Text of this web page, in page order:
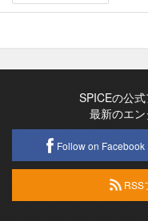
SPICEの公
最新のエ
Follow on Facebook
RSS